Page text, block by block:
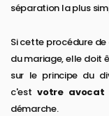
séparation la plus
Si cette procédure
du mariage, elle doit
sur le principe du
c'estvotre avocat
démarche.